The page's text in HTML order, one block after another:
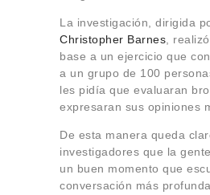
La investigación, dirigida
Christopher Barnes ,
base a un ejercicio que
a un grupo de 100
les pidía que evaluaran
expresaran sus opiniones
De esta manera queda
investigadores que la
un buen momento que
conversación más